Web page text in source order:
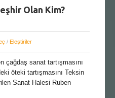
Olan Kim?
/ Eleştiriler
çağdaş sanat tartışmasını
öteki tartışmasını Teksin
Sanat Halesi Ruben